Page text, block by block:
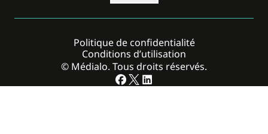
© Médialo. Tous droits réservés.
Politique de confidentialité
Conditions d’utilisation